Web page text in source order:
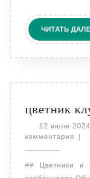
ЧИТАТЬ
цветник
12 июля 2024
комментария
|
## Цветники и